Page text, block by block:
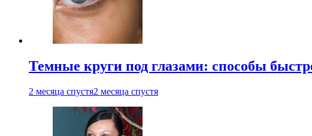
Темные круги под глазами: способы
2 месяца спустя2 месяца спустя